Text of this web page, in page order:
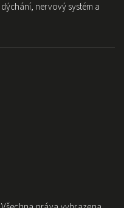
nervový systém a